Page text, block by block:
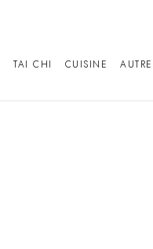
TAI CHI CUISINE AUTRE